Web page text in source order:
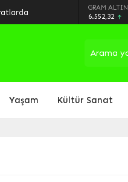
GRAM ALTIN
6.552,32
Yaşam Kültür Sanat